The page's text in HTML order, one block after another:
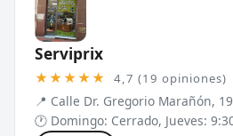
Serviprix
★★★★★ 4,7 (19 opiniones)
📍 Calle Dr. Gregorio Marañón,
🕐 Domingo: Cerrado, Jueves: